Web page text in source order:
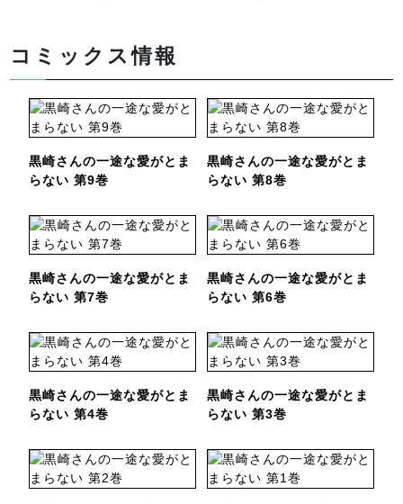
コミックス情報
黒崎さんの一途な愛がとま
らない 第9巻
黒崎さんの一途な愛がとま
らない 第8巻
黒崎さんの一途な愛がとま
らない 第7巻
黒崎さんの一途な愛がとま
らない 第6巻
黒崎さんの一途な愛がとま
らない 第4巻
黒崎さんの一途な愛がとま
らない 第3巻